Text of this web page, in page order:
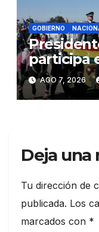
GOBIERNO
participa
lasAGO 7, 2026
Deja una
Tu dirección de
publicada. Los
marcados con *